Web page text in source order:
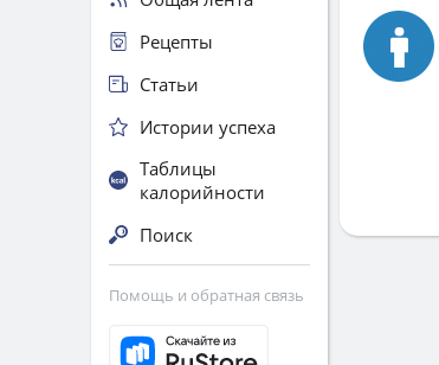
Рецепты
Статьи
Истории успеха
Таблицы
калорийности
Поиск
Помощь и обратная связь